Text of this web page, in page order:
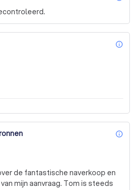
de fantastische naverkoop en
mijn aanvraag. Tom is steeds